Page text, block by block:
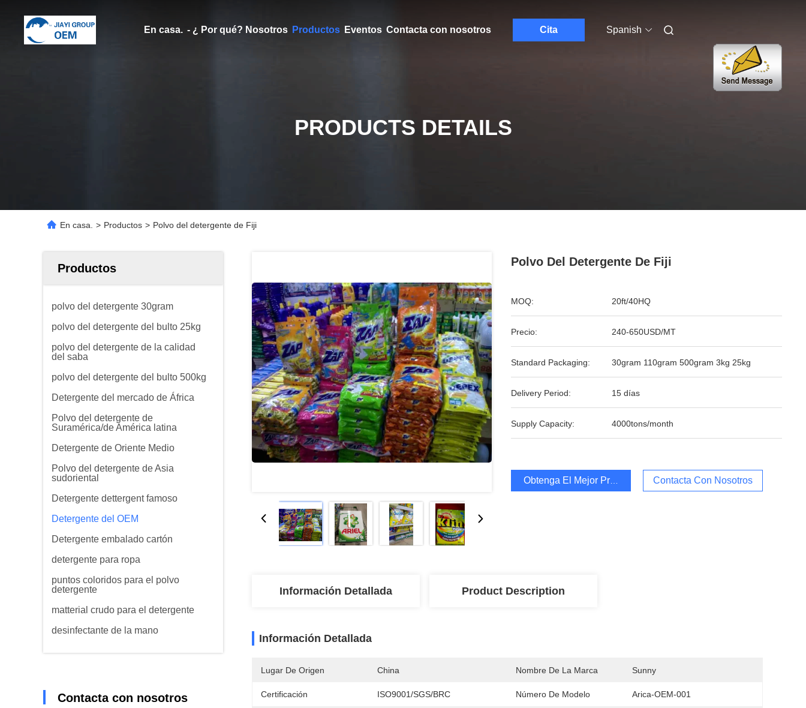
En casa. - ¿ Por qué? Nosotros Productos Eventos Contacta con nosotros Cita Spanish
PRODUCTS DETAILS
En casa. > Productos > Polvo del detergente de Fiji
Productos
polvo del detergente 30gram
polvo del detergente del bulto 25kg
polvo del detergente de la calidad
del saba
polvo del detergente del bulto 500kg
Detergente del mercado de África
Polvo del detergente de
Suramérica/de América latina
Detergente de Oriente Medio
Polvo del detergente de Asia
sudoriental
Detergente dettergent famoso
Detergente del OEM
Detergente embalado cartón
detergente para ropa
puntos coloridos para el polvo
detergente
matterial crudo para el detergente
desinfectante de la mano
Contacta con nosotros
Polvo Del Detergente De Fiji
MOQ: 20ft/40HQ
Precio: 240-650USD/MT
Standard Packaging: 30gram 110gram 500gram 3kg 25kg
Delivery Period: 15 días
Supply Capacity: 4000tons/month
Obtenga El Mejor Precio Contacta Con Nosotros
Información Detallada Product Description
Información Detallada
Lugar De Origen China Nombre De La Marca Sunny
Certificación ISO9001/SGS/BRC Número De Modelo Arica-OEM-001